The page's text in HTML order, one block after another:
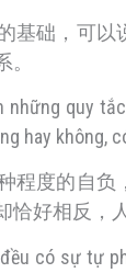
基础，可以
những quy
hay không,
程度的自负
恰好相反，
có sự tự